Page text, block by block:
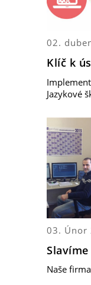
02.
Klíč k
Jazykové
03. Únor
Naše